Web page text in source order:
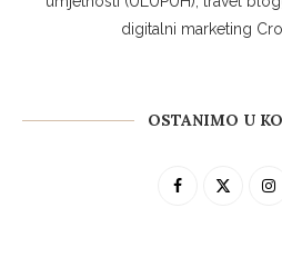
digitalni marketing
OSTANIMO U